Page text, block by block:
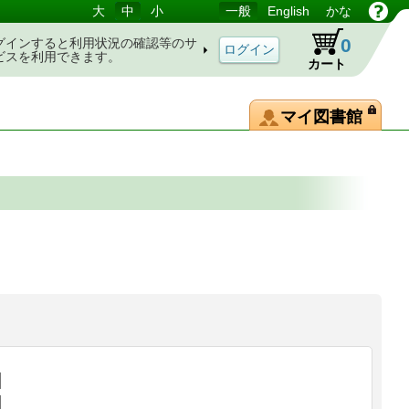
大 中 小 一般 English かな
インすると利用状況の確認等のサ
スを利用できます。
カート
0
マイ図書館